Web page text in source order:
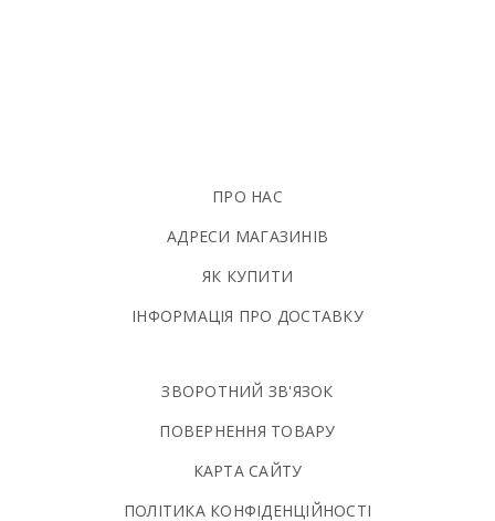
ПРО НАС
АДРЕСИ МАГАЗИНІВ
ЯК КУПИТИ
ІНФОРМАЦІЯ ПРО ДОСТАВКУ
ЗВОРОТНИЙ ЗВ'ЯЗОК
ПОВЕРНЕННЯ ТОВАРУ
КАРТА САЙТУ
ПОЛIТИКА КОНФIДЕНЦIЙНОСТI